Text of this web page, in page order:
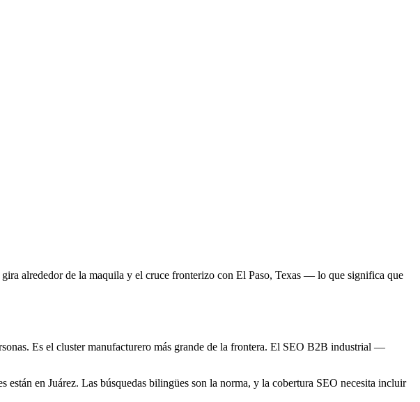
alrededor de la maquila y el cruce fronterizo con El Paso, Texas — lo que significa que
Es el cluster manufacturero más grande de la frontera. El SEO B2B industrial —
están en Juárez. Las búsquedas bilingües son la norma, y la cobertura SEO necesita incluir